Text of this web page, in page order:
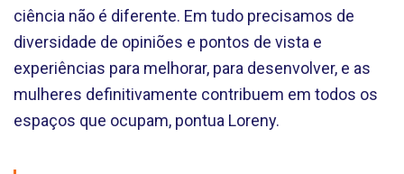
ciência não é diferente. Em tudo precisamos de
diversidade de opiniões e pontos de vista e
experiências para melhorar, para desenvolver, e as
mulheres definitivamente contribuem em todos os
espaços que ocupam, pontua Loreny.